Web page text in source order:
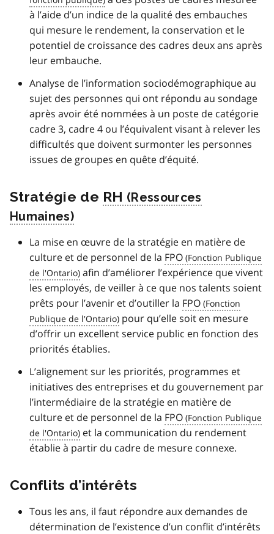
à l’aide d’un indice de la qualité des embauches
qui mesure le rendement, la conservation et le
potentiel de croissance des cadres deux ans après
leur embauche.
Analyse de l’information sociodémographique au
sujet des personnes qui ont répondu au sondage
après avoir été nommées à un poste de catégorie
cadre 3, cadre 4 ou l’équivalent visant à relever les
difficultés que doivent surmonter les personnes
issues de groupes en quête d’équité.
Stratégie de RH
La mise en œuvre de la stratégie en matière de
culture et de personnel de la FPO
afin d’améliorer l’expérience que vivent
les employés, de veiller à ce que nos talents soient
prêts pour l’avenir et d’outiller la FPO
pour qu’elle soit en mesure
d’offrir un excellent service public en fonction des
priorités établies.
L’alignement sur les priorités, programmes et
initiatives des entreprises et du gouvernement par
l’intermédiaire de la stratégie en matière de
culture et de personnel de la FPO
et la communication du rendement
établie à partir du cadre de mesure connexe.
Conflits d’intérêts
Tous les ans, il faut répondre aux demandes de
détermination de l’existence d’un conflit d’intérêts